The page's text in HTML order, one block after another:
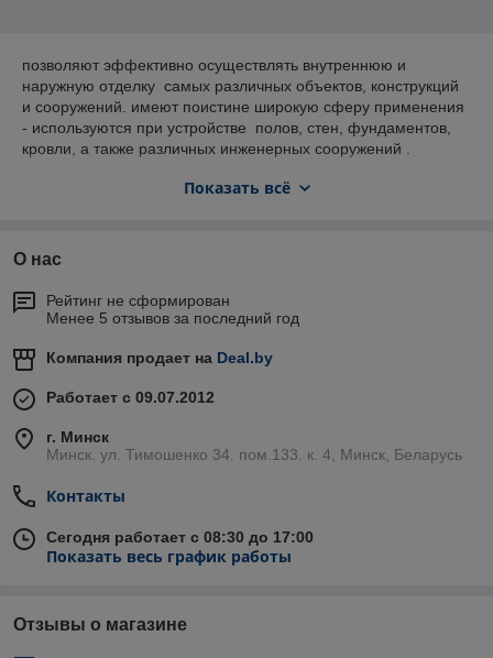
позволяют эффективно осуществлять внутреннюю и
наружную отделку самых различных объектов, конструкций
и сооружений. имеют поистине широкую сферу применения
- используются при устройстве полов, стен, фундаментов,
кровли, а также различных инженерных сооружений .
Показать всё
О нас
Рейтинг не сформирован
Менее 5 отзывов за последний год
Компания продает на Deal.by
Работает с 09.07.2012
г. Минск
Минск. ул. Тимошенко 34. пом.133. к. 4, Минск, Беларусь
Контакты
Сегодня работает с 08:30 до 17:00
Показать весь график работы
Отзывы о магазине